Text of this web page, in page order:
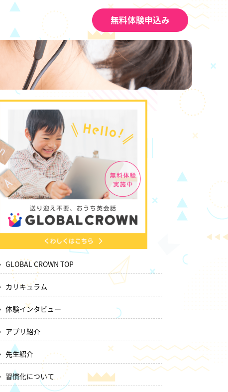
無料体験申込み
GLOBAL CROWN TOP
カリキュラム
体験インタビュー
アプリ紹介
先生紹介
習慣化について